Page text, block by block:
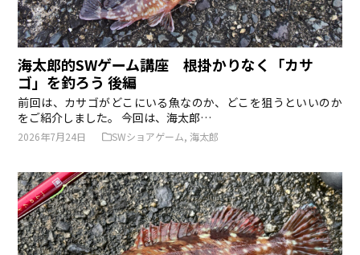
海太郎的SWゲーム講座 根掛かりなく「カサ
ゴ」を釣ろう 後編
前回は、カサゴがどこにいる魚なのか、どこを狙うといいのか
をご紹介しました。 今回は、海太郎…
2026年7月24日 SWショアゲーム,海太郎